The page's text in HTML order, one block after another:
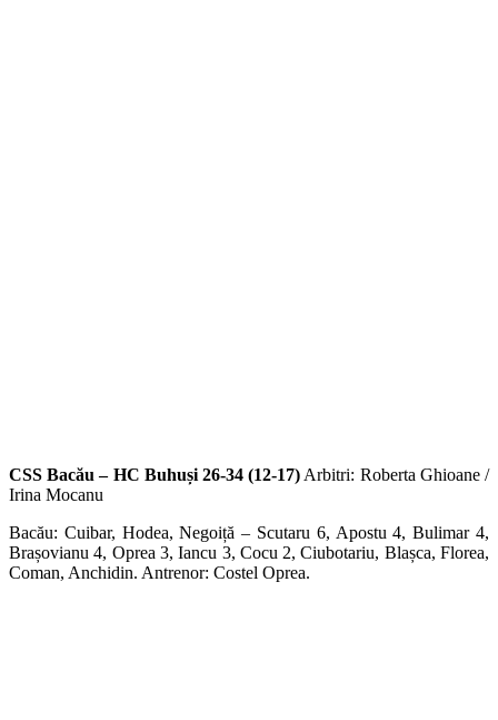
CSS Bacău – HC Buhuși 26-34 (12-17) Arbitri: Roberta Ghioane /
Irina Mocanu
Bacău: Cuibar, Hodea, Negoiță – Scutaru 6, Apostu 4, Bulimar 4,
Brașovianu 4, Oprea 3, Iancu 3, Cocu 2, Ciubotariu, Blașca, Florea,
Coman, Anchidin. Antrenor: Costel Oprea.